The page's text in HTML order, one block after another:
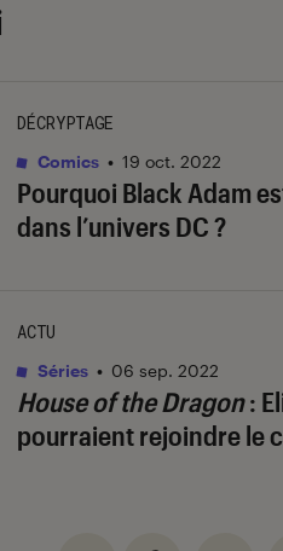
Pourquoi Black Adam
dans l’univers DC ?
DÉCRYPTAGE
Comics • 19 oct. 2022
House of the Dragon:
pourraient rejoindre le
ACTU
Séries • 06 sep. 2022